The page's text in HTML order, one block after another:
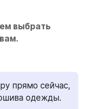
выбрать
одежды.